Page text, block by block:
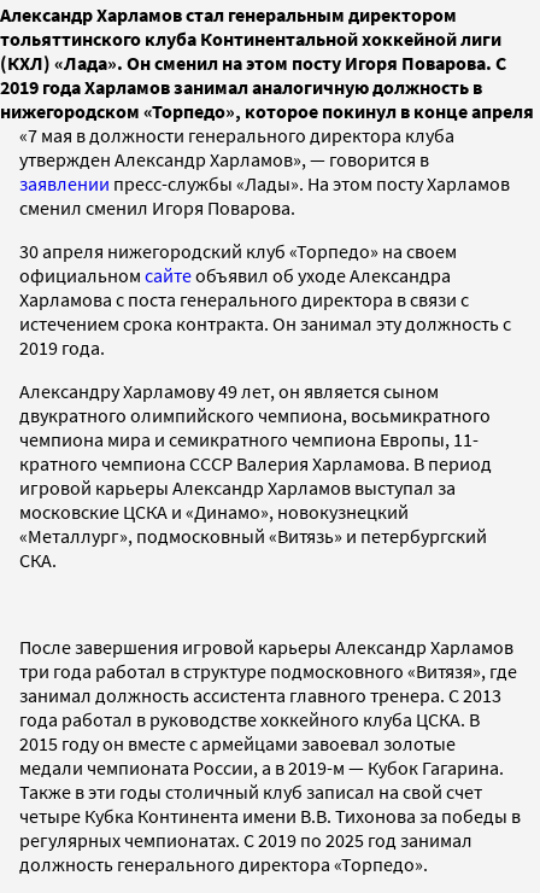
Александр Харламов стал генеральным директором
тольяттинского клуба Континентальной хоккейной лиги
(КХЛ) «Лада». Он сменил на этом посту Игоря Поварова. С
2019 года Харламов занимал аналогичную должность в
нижегородском «Торпедо», которое покинул в конце апреля
«7 мая в должности генерального директора клуба
утвержден Александр Харламов», — говорится в
заявлении пресс-службы «Лады». На этом посту Харламов
сменил сменил Игоря Поварова.
30 апреля нижегородский клуб «Торпедо» на своем
официальном сайтеобъявил об уходе Александра
Харламова с поста генерального директора в связи с
истечением срока контракта. Он занимал эту должность с
2019 года.
Александру Харламову 49 лет, он является сыном
двукратного олимпийского чемпиона, восьмикратного
чемпиона мира и семикратного чемпиона Европы, 11-
кратного чемпиона СССР Валерия Харламова. В период
игровой карьеры Александр Харламов выступал за
московские ЦСКА и «Динамо», новокузнецкий
«Металлург», подмосковный «Витязь» и петербургский
СКА.
После завершения игровой карьеры Александр Харламов
три года работал в структуре подмосковного «Витязя», где
занимал должность ассистента главного тренера. С 2013
года работал в руководстве хоккейного клуба ЦСКА. В
2015 году он вместе с армейцами завоевал золотые
медали чемпионата России, а в 2019-м — Кубок Гагарина.
Также в эти годы столичный клуб записал на свой счет
четыре Кубка Континента имени В.В. Тихонова за победы в
регулярных чемпионатах. С 2019 по 2025 год занимал
должность генерального директора «Торпедо».